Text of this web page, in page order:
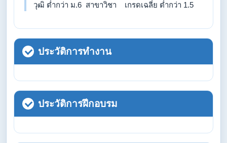
วุฒิ ต่ำกว่า ม.6 สาขาวิชา เกรดเฉลี่ย ต่ำกว่า 1.5
ประวัติการทำงาน
ประวัติการฝึกอบรม